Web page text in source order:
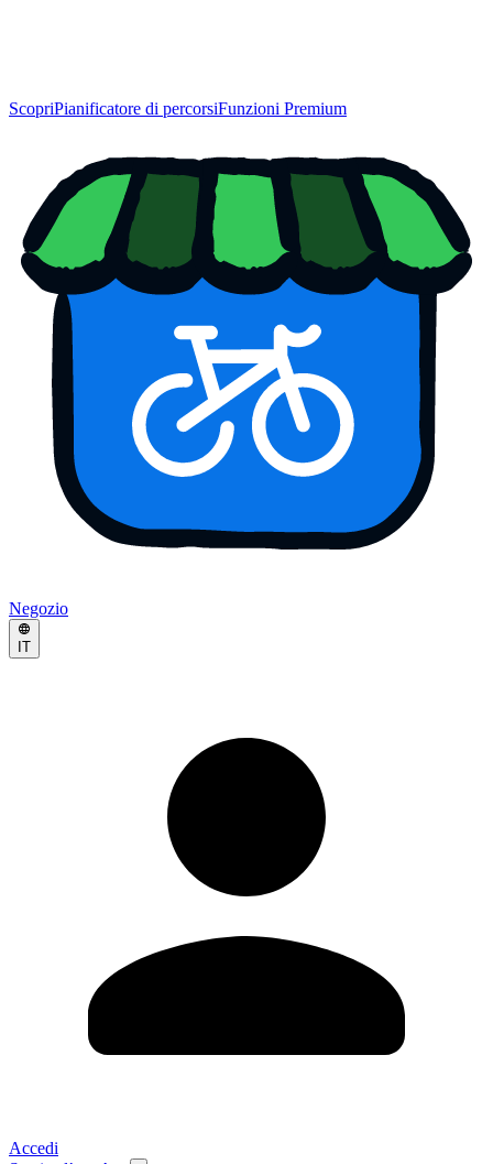
ScopriPianificatore di percorsiFunzioni Premium
Negozio
IT
Accedi